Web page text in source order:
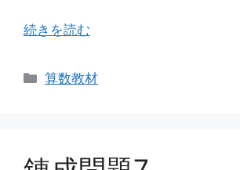
続きを読む
カ
算数教材